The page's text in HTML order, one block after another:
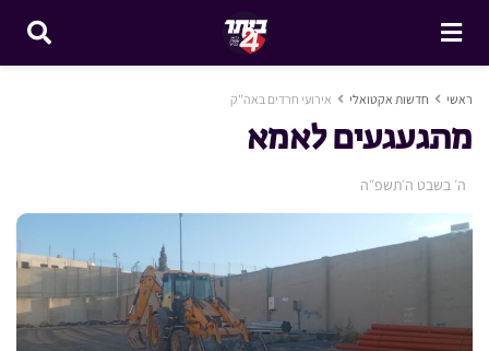
ראשי חדשות אקטואלי אירועי חרדים באה"ק
מתגעגעים לאמא
ה׳ בשבט ה׳תשפ״ה